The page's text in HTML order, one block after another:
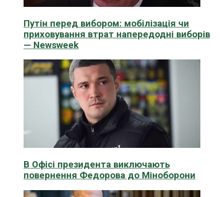
Путін перед вибором: мобілізація чи
приховування втрат напередодні виборів
— Newsweek
В Офісі президента виключають
повернення Федорова до Міноборони